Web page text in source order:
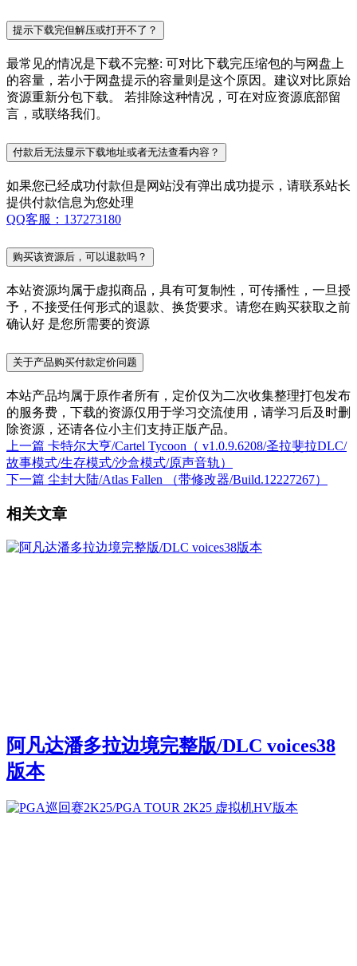
提示下载完但解压或打开不了？
最常见的情况是下载不完整: 可对比下载完压缩包的与网盘上
的容量，若小于网盘提示的容量则是这个原因。建议对比原始
资源重新分包下载。 若排除这种情况，可在对应资源底部留
言，或联络我们。
付款后无法显示下载地址或者无法查看内容？
如果您已经成功付款但是网站没有弹出成功提示，请联系站长
提供付款信息为您处理
QQ客服：137273180
购买该资源后，可以退款吗？
本站资源均属于虚拟商品，具有可复制性，可传播性，一旦授
予，不接受任何形式的退款、换货要求。请您在购买获取之前
确认好 是您所需要的资源
关于产品购买付款定价问题
本站产品均属于原作者所有，定价仅为二次收集整理打包发布
的服务费，下载的资源仅用于学习交流使用，请学习后及时删
除资源，还请各位小主们支持正版产品。
上一篇 卡特尔大亨/Cartel Tycoon（ v1.0.9.6208/圣拉斐拉DLC/
故事模式/生存模式/沙盒模式/原声音轨）
下一篇 尘封大陆/Atlas Fallen （带修改器/Build.12227267）
相关文章
阿凡达潘多拉边境完整版/DLC voices38
版本